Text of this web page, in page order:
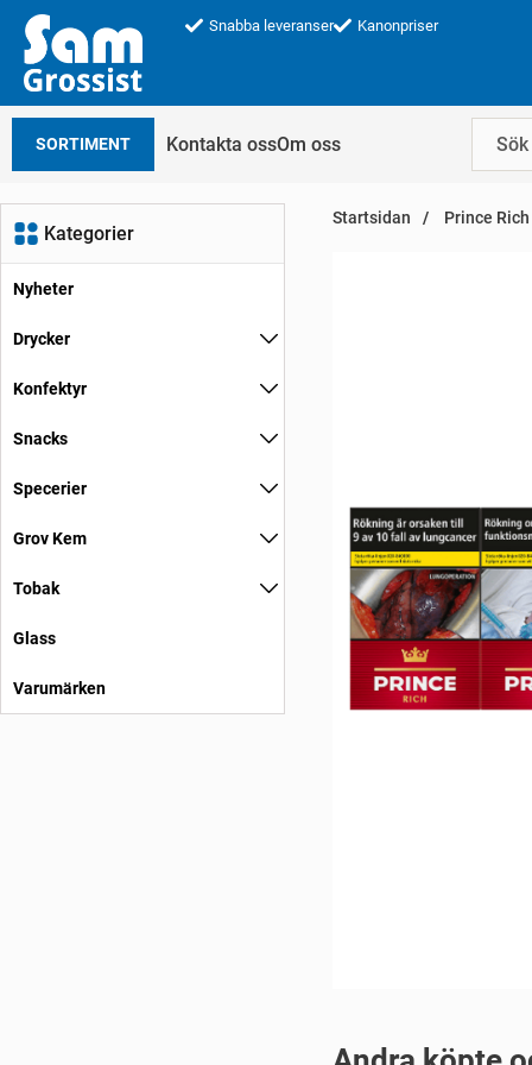
Snabba leveranser Kanonpriser
SORTIMENT Kontakta ossOm oss
Kategorier
Nyheter
Drycker
Konfektyr
Snacks
Specerier
Grov Kem
Tobak
Glass
Varumärken
Startsidan Prince